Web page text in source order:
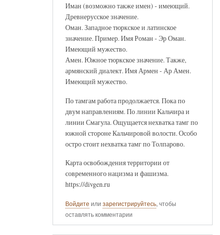
Иман (возможно также имен) - имеющий.
Древнерусское значение.
Оман. Западное тюркское и латинское
значение. Пример. Имя Роман - Эр Оман.
Имеющий мужество.
Амен. Южное тюркское значение. Также,
армянский диалект. Имя Армен - Ар Амен.
Имеющий мужество.
По тамгам работа продолжается. Пока по
двум направлениям. По линии Кальчира и
линии Смагула. Ощущается нехватка тамг по
южной стороне Кальчировой волости. Особо
остро стоит нехватка тамг по Толпарово.
Карта освобождения территории от
современного нацизма и фашизма.
https://divgen.ru
Войдите или зарегистрируйтесь, чтобы
оставлять комментарии